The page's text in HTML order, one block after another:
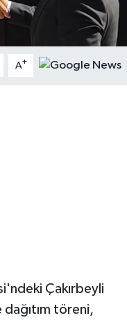
A+
Çakırbeyli
dağıtım töreni,